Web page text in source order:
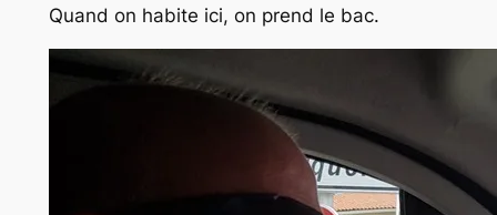
Quand on habite ici, on prend le bac.